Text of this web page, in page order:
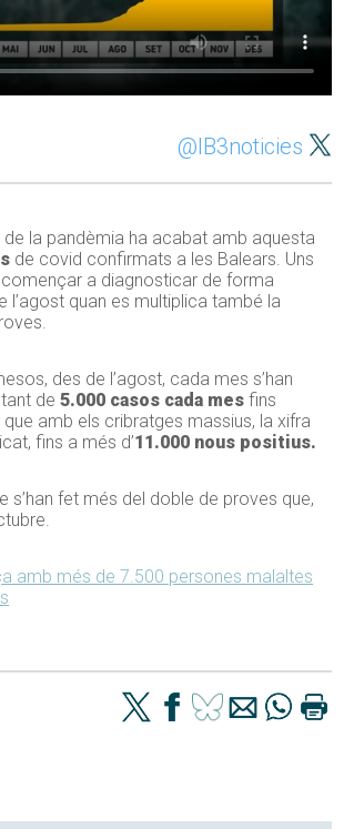
@IB3noticies
la pandèmia ha acabat amb aquesta
de covid confirmats a les Balears. Uns
a diagnosticar de forma
l’agost quan es multiplica també la
des de l’agost, cada mes s’han
de5.000 casos cada mes fins
amb els cribratges massius, la xifra
fins a més d’11.000 nous positius.
s’han fet més del doble de proves que,
amb més de 7.500 persones malaltes